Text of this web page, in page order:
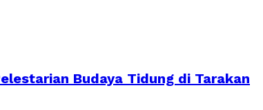
Budaya Tidung di Tarakan